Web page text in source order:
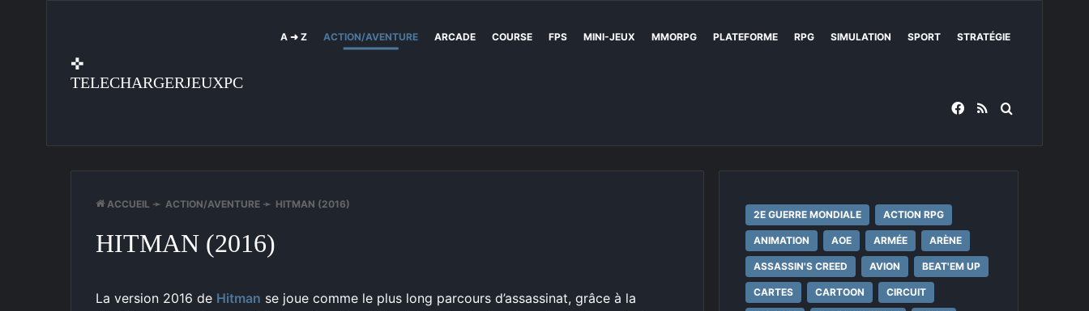
✜
TELECHARGERJEUXPC
A ➜ Z ACTION/AVENTURE ARCADE COURSE FPS MINI-JEUX MMORPG PLATEFORME RPG SIMULATION SPORT STRATÉGIE
Facebook
RSS
ACCUEIL ➛ ACTION/AVENTURE ➛ HITMAN (2016)
HITMAN (2016)
La version 2016 de Hitman se joue comme le plus long parcours d’assassinat, grâce à la
2E GUERRE MONDIALE ACTION RPG
ANIMATION AOE ARMÉE ARÈNE
ASSASSIN'S CREED AVION BEAT'EM UP
CARTES CARTOON CIRCUIT